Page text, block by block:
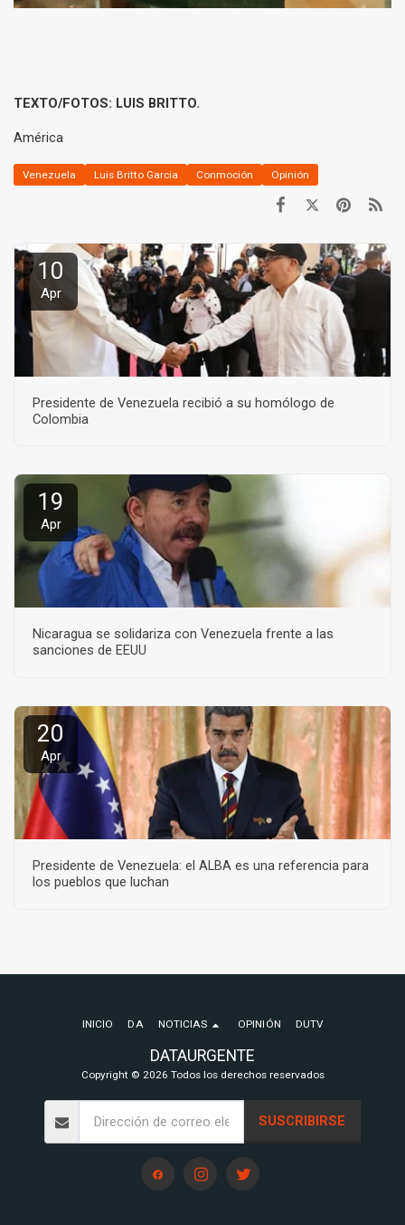
TEXTO/FOTOS: LUIS BRITTO.
América
Venezuela Luis Britto Garcia Conmoción Opinión
10
Apr
Presidente de Venezuela recibió a su homólogo de
Colombia
19
Apr
Nicaragua se solidariza con Venezuela frente a las
sanciones de EEUU
20
Apr
Presidente de Venezuela: el ALBA es una referencia para
los pueblos que luchan
DATAURGENTE
Copyright © 2026 Todos los derechos reservados
INICIO DA NOTICIAS OPINIÓN DUTV
SUSCRIBIRSE